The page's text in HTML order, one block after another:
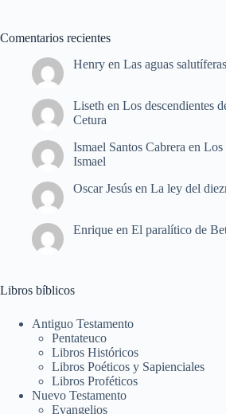
Comentarios recientes
Henry en Las aguas salutíferas
Liseth en Los descendientes
Cetura
Ismael Santos Cabrera en Los
Ismael
Oscar Jesús en La ley del
Enrique en El paralítico de
Libros bíblicos
Antiguo Testamento
Pentateuco
Libros Históricos
Libros Poéticos y Sapienciales
Libros Proféticos
Nuevo Testamento
Evangelios